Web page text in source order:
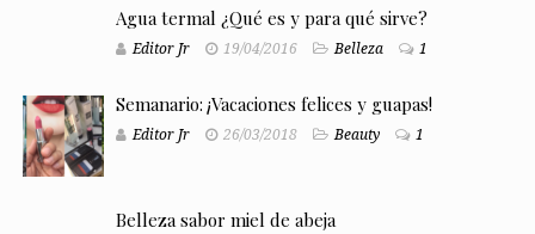
Agua termal ¿Qué es y para qué sirve?
Editor Jr 19/04/2016 Belleza 1
Semanario: ¡Vacaciones felices y guapas!
Editor Jr 26/03/2018 Beauty 1
Belleza sabor miel de abeja